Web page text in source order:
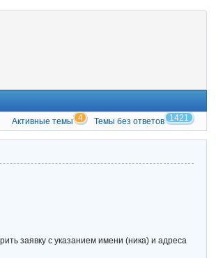
Активные темы 4 Темы без ответов 1421
заявку с указанием имени (ника) и адреса